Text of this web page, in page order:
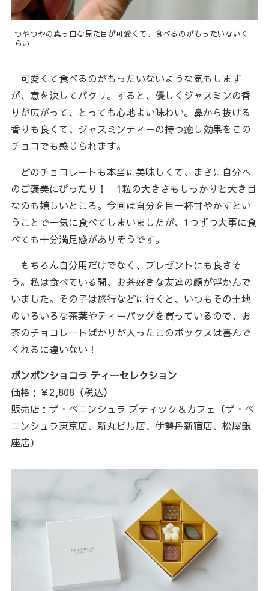
つやつやの真っ白な見た目が可愛くて、食べるのがもったいないく
らい
可愛くて食べるのがもったいないような気もします
が、意を決してパクリ。すると、優しくジャスミンの香
りが広がって、とっても心地よい味わい。鼻から抜ける
香りも良くて、ジャスミンティーの持つ癒し効果をこの
チョコでも感じられます。
どのチョコレートも本当に美味しくて、まさに自分へ
のご褒美にぴったり！ 1粒の大きさもしっかりと大き目
なのも嬉しいところ。今回は自分を目一杯甘やかすとい
うことで一気に食べてしまいましたが、1つずつ大事に食
べても十分満足感がありそうです。
もちろん自分用だけでなく、プレゼントにも良さそ
う。私は食べている間、お茶好きな友達の顔が浮かんで
いました。その子は旅行などに行くと、いつもその土地
のいろいろな茶葉やティーバッグを買っているので、お
茶のチョコレートばかりが入ったこのボックスは喜んで
くれるに違いない！
ボンボンショコラ ティーセレクション
価格：￥2,808（税込）
販売店：ザ・ペニンシュラ ブティック＆カフェ（ザ・ペ
ニンシュラ東京店、新丸ビル店、伊勢丹新宿店、松屋銀
座店）